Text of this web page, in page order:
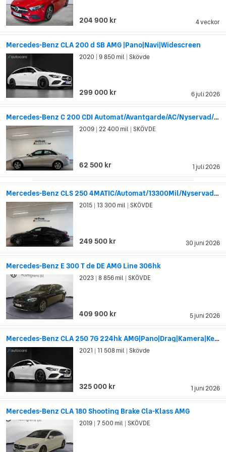
och Daimler uppfann även en kylardesign som används på
bilar än idag. DMGs Mercedes var den första bilen i modernt
utförande, med nedsänkt kaross placerad mellan hjulen,
motorn i fronten och bakhjulsdrift.
Mercedes var också först med säkerhetsinnovationer som
säkerhetszonen i förar- och passagerarsätet som skapas av
att fronten och bakdelen på bilen knycklas ihop vid kollision
(1951). Till den listan kan man också lägga till krockkuddar
med automatiskt utlösning och säkerhetsbälte som späns åt
vid plötsliga ryck (1981).
4 veckor
204 900 kr
Mercedes-Benz CLA 200 d SB AMG |Pano|Navi|Widescreen
6 juli 2026
2020 9 850 mil Skövde
299 000 kr
Mercedes-Benz C 200 CDI Automat/Avantgarde/AC/Nyservad/Bluetooth
1 juli 2026
2009 22 400 mil SKÖVDE
62 500 kr
Mercedes-Benz CLS 250 4MATIC/Automat/13300Mil/Nyservad/GPS/20"/Skinnkläd.
30 juni 2026
2015 13 300 mil SKÖVDE
249 500 kr
Mercedes-Benz E 300 T de DE AMG Line 306hk
5 juni 2026
2023 8 856 mil SKÖVDE
409 900 kr
Mercedes-Benz CLA 250 7G 224hk AMG|Pano|Drag|Kamera|Keyless
1 juni 2026
2021 11 508 mil Skövde
325 000 kr
Mercedes-Benz CLA 180 Shooting Brake Cla-Klass AMG
2019 7 500 mil SKÖVDE